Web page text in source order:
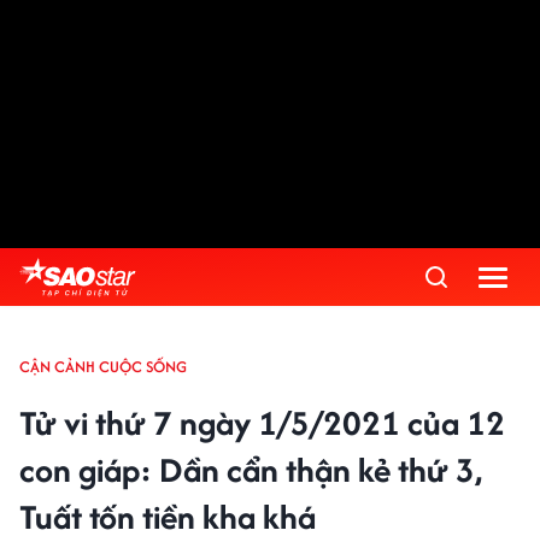
CẬN CẢNH CUỘC SỐNG
Tử vi thứ 7 ngày 1/5/2021 của 12
con giáp: Dần cẩn thận kẻ thứ 3,
Tuất tốn tiền kha khá